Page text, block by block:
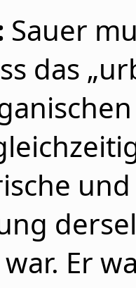
Sauer
das
Er